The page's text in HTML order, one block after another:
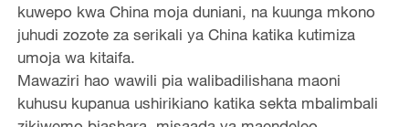
kuwepo kwa China moja duniani, na kuunga mkono
juhudi zozote za serikali ya China katika kutimiza
umoja wa kitaifa.
Mawaziri hao wawili pia walibadilishana maoni
kuhusu kupanua ushirikiano katika sekta mbalimbali